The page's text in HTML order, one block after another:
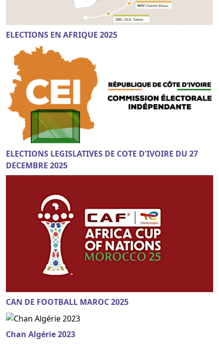
ELECTIONS EN AFRIQUE 2025
ELECTIONS LEGISLATIVES DE COTE D'IVOIRE DU 27
DECEMBRE 2025
CAN DE FOOTBALL MAROC 2025
Chan Algérie 2023